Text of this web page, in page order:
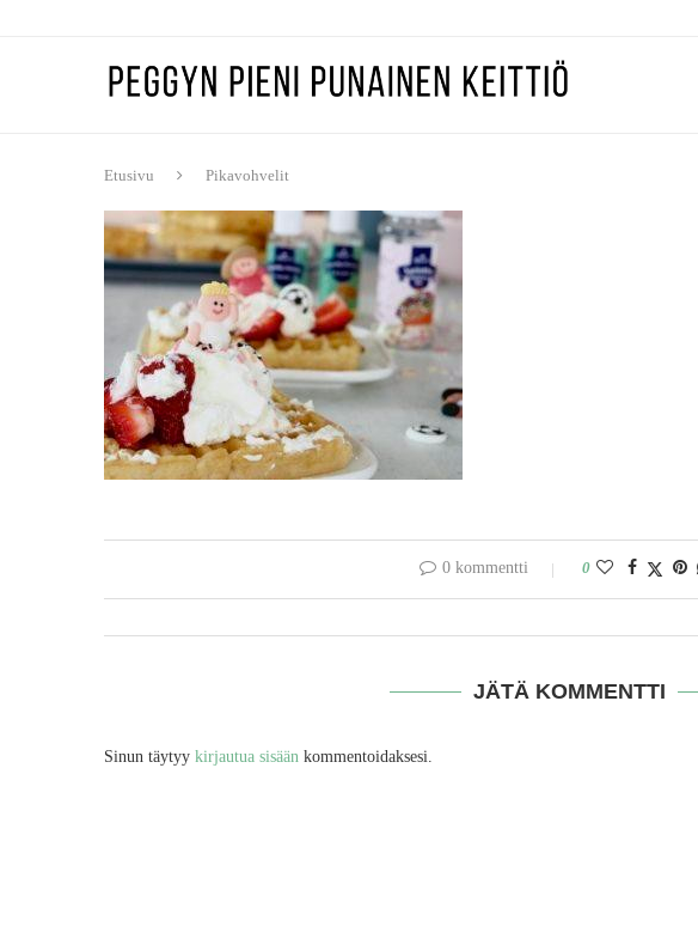
Etusivu Pikavohvelit
0 kommentti 0
JÄTÄ KOMMENTTI
Sinun täytyy kirjautua sisään kommentoidaksesi.